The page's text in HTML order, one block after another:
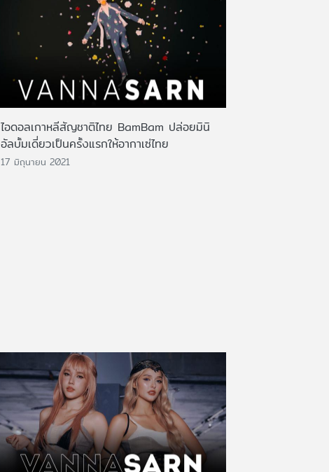
ไอดอลเกาหลีสัญชาติไทย BamBam ปล่อยมินิ
อัลบั้มเดี่ยวเป็นครั้งแรกให้อากาเซ่ไทย
17 มิถุนายน 2021